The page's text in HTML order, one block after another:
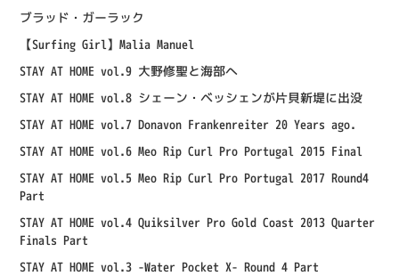
ブラッド・ガーラック
【Surfing Girl】Malia Manuel
STAY AT HOME vol.9 大野修聖と海部へ
STAY AT HOME vol.8 シェーン・ベッシェンが片貝新堤に出没
STAY AT HOME vol.7 Donavon Frankenreiter 20 Years ago.
STAY AT HOME vol.6 Meo Rip Curl Pro Portugal 2015 Final
STAY AT HOME vol.5 Meo Rip Curl Pro Portugal 2017 Round4
Part
STAY AT HOME vol.4 Quiksilver Pro Gold Coast 2013 Quarter
Finals Part
STAY AT HOME vol.3 -Water Pocket X- Round 4 Part